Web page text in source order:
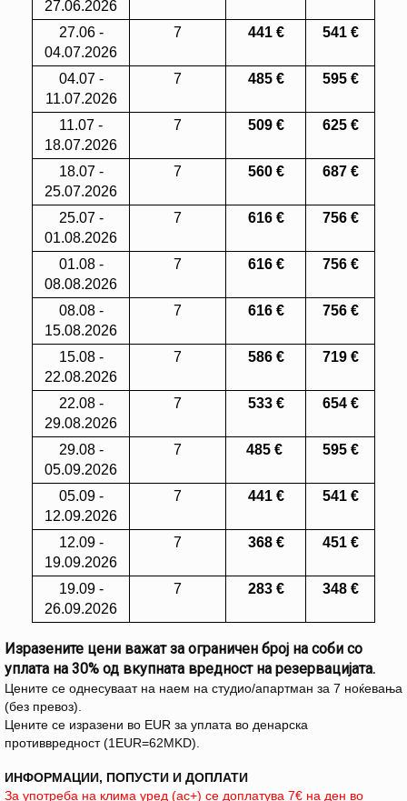
27.06.2026
27.06 -
04.07.2026
7 441 € 541 €
04.07 -
11.07.2026
7 485 € 595 €
11.07 -
18.07.2026
7 509 € 625 €
18.07 -
25.07.2026
7 560 € 687 €
25.07 -
01.08.2026
7 616 € 756 €
01.08 -
08.08.2026
7 616 € 756 €
08.08 -
15.08.2026
7 616 € 756 €
15.08 -
22.08.2026
7 586 € 719 €
22.08 -
29.08.2026
7 533 € 654 €
29.08 -
05.09.2026
7 485 € 595 €
05.09 -
12.09.2026
7 441 € 541 €
12.09 -
19.09.2026
7 368 € 451 €
19.09 -
26.09.2026
7 283 € 348 €
Изразените цени важат за ограничен број на соби со
уплата на 30% од вкупната вредност на резервацијата.
Цените се однесуваат на наем на студио/апартман за 7 ноќевања
(без превоз).
Цените се изразени во EUR за уплата во денарска
противвредност (1EUR=62MKD).
ИНФОРМАЦИИ, ПОПУСТИ И ДОПЛАТИ
За употреба на клима уред (ac+) се доплатува 7€ на ден во